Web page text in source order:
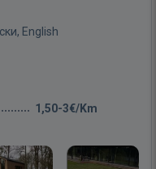
English
1,50-3€/Km